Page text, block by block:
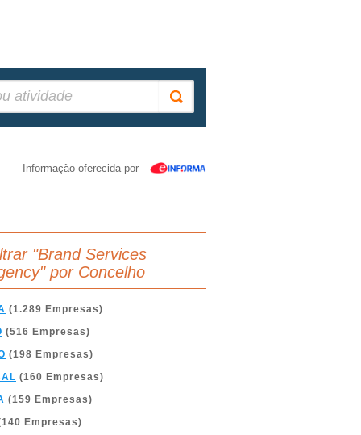
Informação oferecida por
"Brand Services
por Concelho
(1.289 Empresas)
(516 Empresas)
(198 Empresas)
(160 Empresas)
(159 Empresas)
Empresas)